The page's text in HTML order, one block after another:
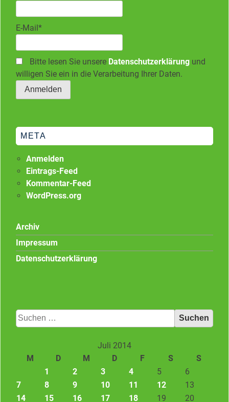
E-Mail*
Bitte lesen Sie unsere Datenschutzerklärung und
willigen Sie ein in die Verarbeitung Ihrer Daten.
META
Anmelden
Eintrags-Feed
Kommentar-Feed
WordPress.org
Archiv
Impressum
Datenschutzerklärung
Suchen
nach:
Juli 2014
M
D M D F S
S
1
2 3 4 5
6
7
8 9 10 11 12
13
14
15 16 17 18 19 20